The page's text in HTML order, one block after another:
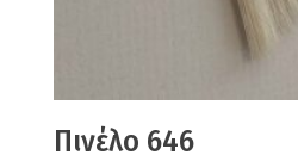
Πινέλο 646